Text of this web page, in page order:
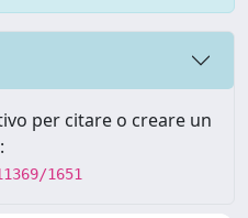
per citare o creare un
1651